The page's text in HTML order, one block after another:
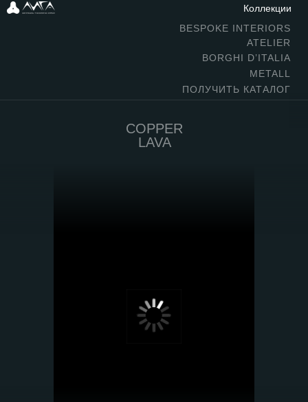
Коллекции
ATELIER
BESPOKE INTERIORS
BORGHI D’ITALIA
METALL
ПОЛУЧИТЬ КАТАЛОГ
COPPER
LAVA